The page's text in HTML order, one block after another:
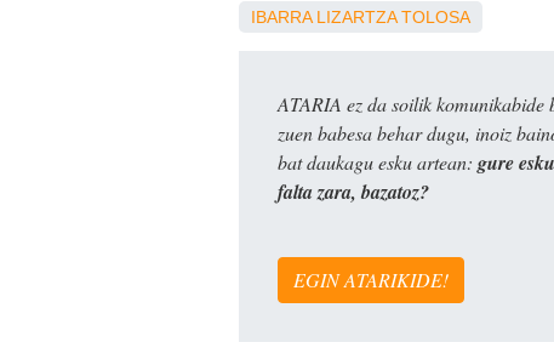
IBARRA LIZARTZA TOLOSA
ATARIA ez da soilik komunikabide
zuen babesa behar dugu, inoiz
bat daukagu esku artean: gure
falta zara, bazatoz?
EGIN ATARIKIDE!